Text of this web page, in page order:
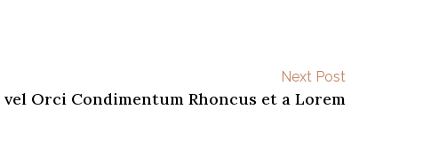
Next Post
vel Orci Condimentum Rhoncus et a Lorem